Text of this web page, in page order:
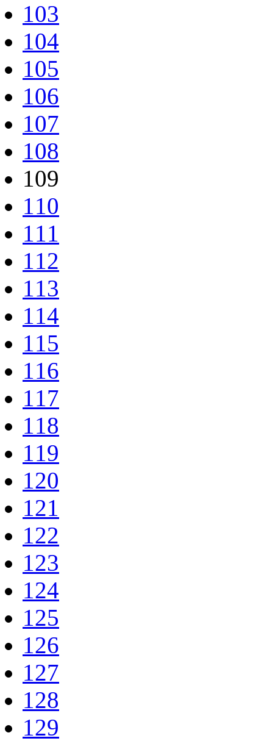
103
104
105
106
107
108
109
110
111
112
113
114
115
116
117
118
119
120
121
122
123
124
125
126
127
128
129